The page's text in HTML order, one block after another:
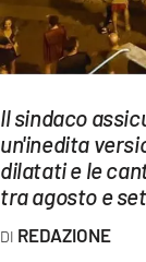
Streaming
LAC TV
LAC NETWORK
LAC ONAIR
LaC
Network
Il sindaco
un'inedita
dilatati e le
tra agosto e
REDAZIONE